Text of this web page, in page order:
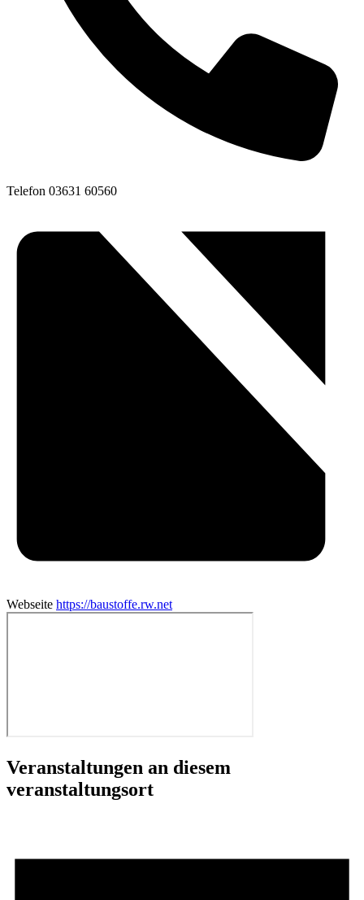
Telefon 03631 60560
Webseite https://baustoffe.rw.net
Veranstaltungen an diesem
veranstaltungsort